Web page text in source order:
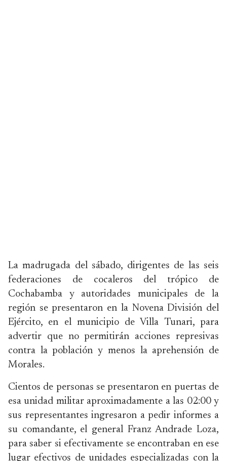
La madrugada del sábado, dirigentes de las seis
federaciones de cocaleros del trópico de
Cochabamba y autoridades municipales de la
región se presentaron en la Novena División del
Ejército, en el municipio de Villa Tunari, para
advertir que no permitirán acciones represivas
contra la población y menos la aprehensión de
Morales.
Cientos de personas se presentaron en puertas de
esa unidad militar aproximadamente a las 02:00 y
sus representantes ingresaron a pedir informes a
su comandante, el general Franz Andrade Loza,
para saber si efectivamente se encontraban en ese
lugar efectivos de unidades especializadas con la